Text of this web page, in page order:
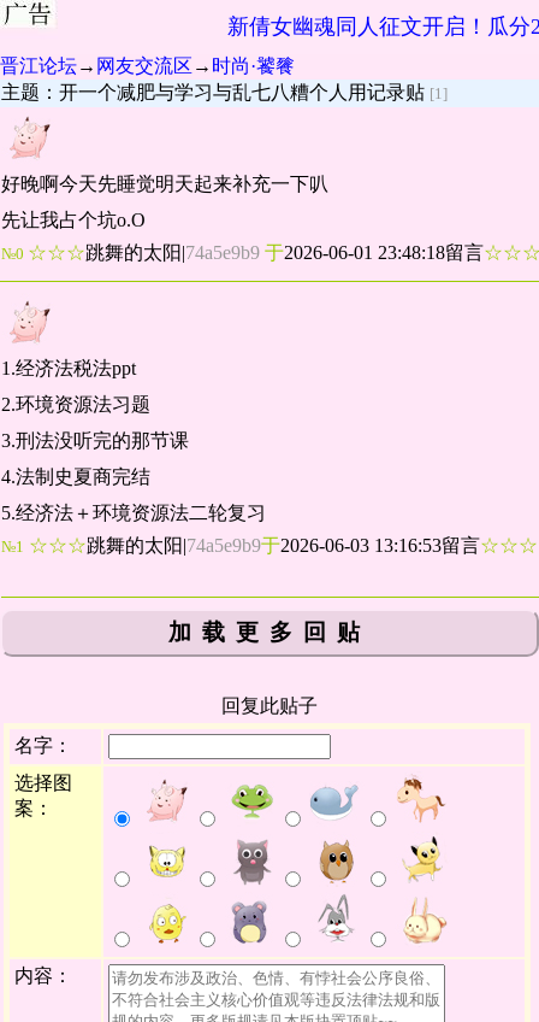
新倩女幽魂同人征文开启！瓜分
晋江论坛→ 网友交流区 → 时尚·饕餮
主题：开一个减肥与学习与乱七八糟个人用记录贴 [1]
好晚啊今天先睡觉明天起来补充一下叭
先让我占个坑o.O
№0 ☆☆☆跳舞的太阳|74a5e9b9 于2026-06-01 23:48:18留言
1.经济法税法ppt
2.环境资源法习题
3.刑法没听完的那节课
4.法制史夏商完结
5.经济法＋环境资源法二轮复习
№1 ☆☆☆跳舞的太阳|74a5e9b9于2026-06-03 13:16:53留言
加载更多回贴
回复此贴子
名字：
选择图
案：
内容：